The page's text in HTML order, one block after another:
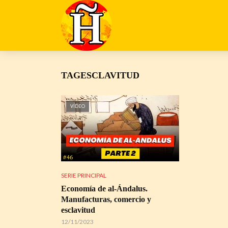
TAGESCLAVITUD
VÍDEO
SERIE PRINCIPAL
Economía de al-Ándalus.
Manufacturas, comercio y
esclavitud
12/11/2023